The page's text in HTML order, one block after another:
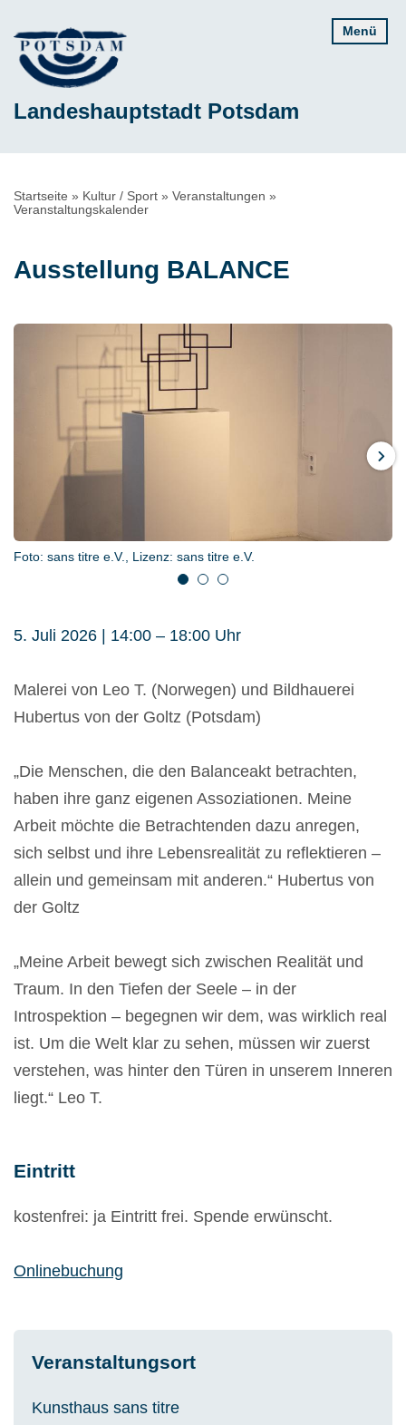
zum
Inhalt
Landeshauptstadt Potsdam
Menü
Pfadnavigation
Startseite Kultur / Sport
Veranstaltungen
Veranstaltungskalender
Ausstellung BALANCE
Foto: sans titre e.V., Lizenz: sans titre e.V.
Foto: sans titre e.V., Lizenz: sans titre e.V.
Foto: sans titre e.V., Lizenz: sans titre e.V.
Weiter
1 2
5. Juli 2026 | 14:00 – 18:00 Uhr
Malerei von Leo T. (Norwegen) und Bildhauerei
Hubertus von der Goltz (Potsdam)
„Die Menschen, die den Balanceakt betrachten,
haben ihre ganz eigenen Assoziationen. Meine
Arbeit möchte die Betrachtenden dazu anregen,
sich selbst und ihre Lebensrealität zu reflektieren –
allein und gemeinsam mit anderen.“ Hubertus von
der Goltz
„Meine Arbeit bewegt sich zwischen Realität und
Traum. In den Tiefen der Seele – in der
Introspektion – begegnen wir dem, was wirklich real
ist. Um die Welt klar zu sehen, müssen wir zuerst
verstehen, was hinter den Türen in unserem Inneren
liegt.“ Leo T.
Eintritt
kostenfrei: ja Eintritt frei. Spende erwünscht.
Onlinebuchung
Veranstaltungsort
Kunsthaus sans titre